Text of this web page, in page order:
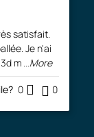
satisfait.
Je n'ai
m ...More
0 0